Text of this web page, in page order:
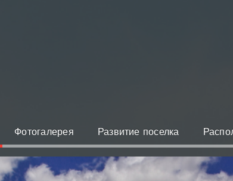
Фотогалерея Развитие поселка